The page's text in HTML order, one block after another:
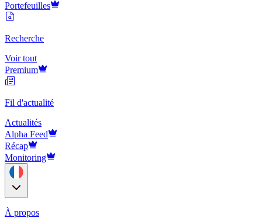
Portefeuilles
Recherche
Voir tout
Premium
Fil d'actualité
Actualités
Alpha Feed
Récap
Monitoring
À propos